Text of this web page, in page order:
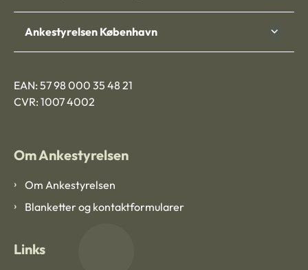
Ankestyrelsen København
EAN: 57 98 000 35 48 21
CVR: 1007 4002
Om Ankestyrelsen
Om Ankestyrelsen
Blanketter og kontaktformularer
Links